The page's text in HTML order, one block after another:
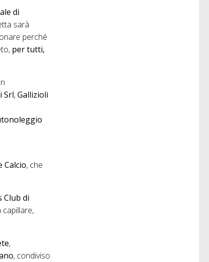
di
sarà
perché
per tutti,
Srl,Gallizioli
Calcio, che
Club di
,
, condiviso